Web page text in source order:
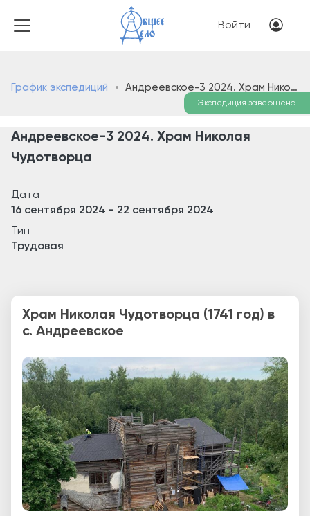
Меню
Войти
График экспедиций Андреевское-3 2024. Храм Николая Чудотворца
Андреевское-3 2024. Храм Николая
Чудотворца
Экспедиция завершена
Дата
16 сентября 2024 - 22 сентября 2024
Тип
Трудовая
Храм Николая Чудотворца (1741 год) в
с. Андреевское